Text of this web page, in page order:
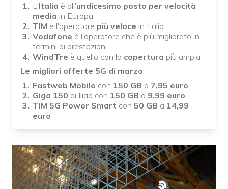
L'Italia è all'undicesimo posto per velocità
media in Europa
TIM è l'operatore più veloce in Italia
Vodafone è l'operatore che è più migliorato in
termini di prestazioni
WindTre è quello con la copertura più ampia
Le migliori offerte 5G di marzo
Fastweb Mobile con 150 GB a 7,95 euro
Giga 150 di Iliad con 150 GB a 9,99 euro
TIM 5G Power Smart con 50 GB a 14,99
euro